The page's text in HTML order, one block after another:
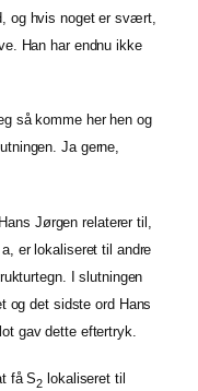
og hvis noget er svært,
Han har endnu ikke
så komme her hen og
Ja gerne,
Jørgen relaterer til,
er lokaliseret til andre
I slutningen
og det sidste ord Hans
gav dette eftertryk.
få S2 lokaliseret til